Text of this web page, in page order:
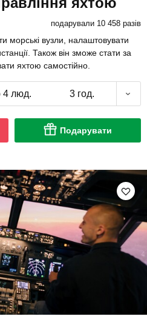
подарували 10 458 разів
морські вузли, налаштовувати
Також він зможе стати за
яхтою самостійно.
4 люд. 3 год.
Подарувати